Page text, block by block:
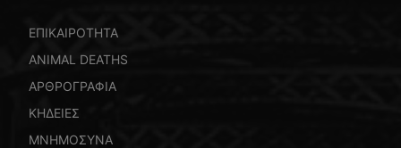
ΕΠΙΚΑΙΡΟΤΗΤΑ
ANIMAL DEATHS
ΑΡΘΡΟΓΡΑΦΙΑ
ΚΗΔΕΙΕΣ
ΜΝΗΜΟΣΥΝΑ